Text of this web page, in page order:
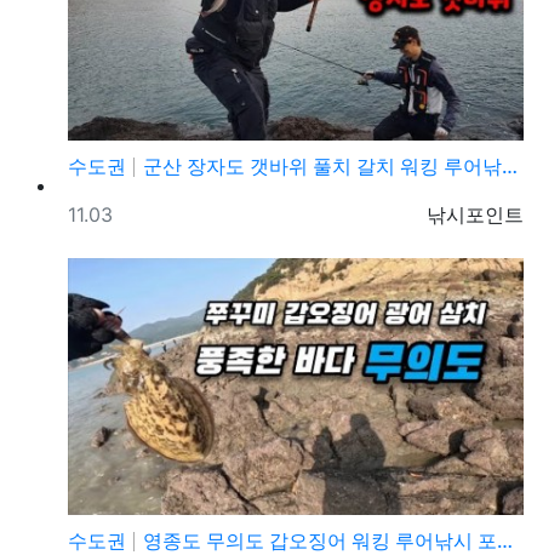
수도권
군산 장자도 갯바위 풀치 갈치 워킹 루어낚시 포인트
등록자
낚시포인트
등록일
11.03
수도권 영종도 무의도 갑오징어 워킹 루어낚시 포인트 및 채비정…